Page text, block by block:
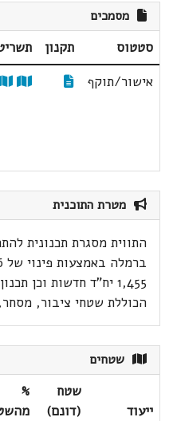
מסמכים
סטטוס תקנון
אישור/תוקף
מטרת התוכנית
התווית מסגרת תכנונית
1,455 יח"ד חדשות וכן
הכוללת שטחי ציבור,
שטחים
ייעוד
שטח
(דונם)
%